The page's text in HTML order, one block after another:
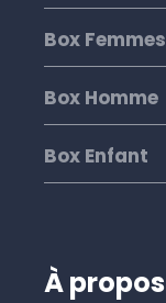
Box Femmes
Box Homme
Box Enfant
À propos